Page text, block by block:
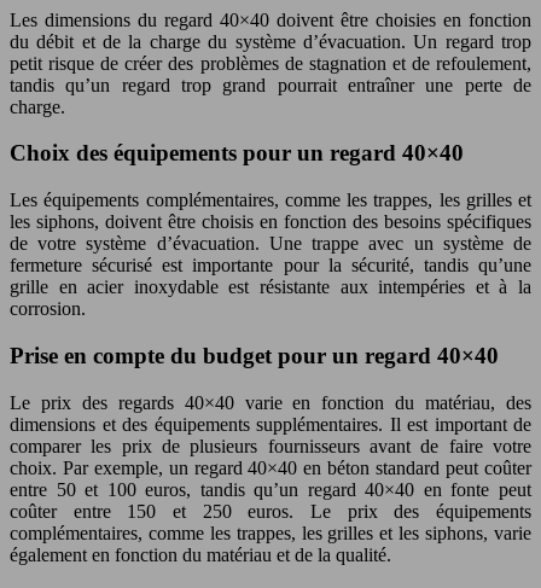
Les dimensions du regard 40×40 doivent être choisies en fonction
du débit et de la charge du système d’évacuation. Un regard trop
petit risque de créer des problèmes de stagnation et de refoulement,
tandis qu’un regard trop grand pourrait entraîner une perte de
charge.
Choix des équipements pour un regard 40×40
Les équipements complémentaires, comme les trappes, les grilles et
les siphons, doivent être choisis en fonction des besoins spécifiques
de votre système d’évacuation. Une trappe avec un système de
fermeture sécurisé est importante pour la sécurité, tandis qu’une
grille en acier inoxydable est résistante aux intempéries et à la
corrosion.
Prise en compte du budget pour un regard 40×40
Le prix des regards 40×40 varie en fonction du matériau, des
dimensions et des équipements supplémentaires. Il est important de
comparer les prix de plusieurs fournisseurs avant de faire votre
choix. Par exemple, un regard 40×40 en béton standard peut coûter
entre 50 et 100 euros, tandis qu’un regard 40×40 en fonte peut
coûter entre 150 et 250 euros. Le prix des équipements
complémentaires, comme les trappes, les grilles et les siphons, varie
également en fonction du matériau et de la qualité.